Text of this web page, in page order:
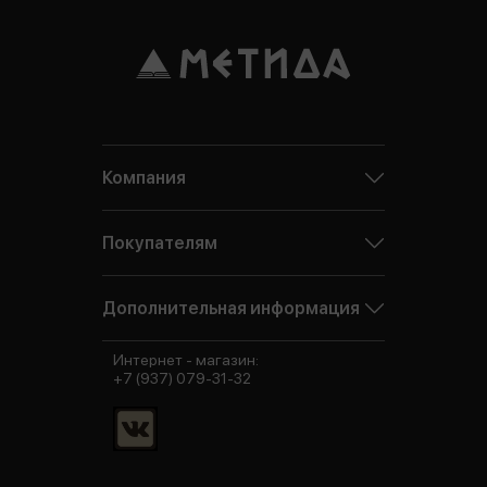
Компания
Покупателям
Дополнительная информация
Интернет - магазин:
+7 (937) 079-31-32